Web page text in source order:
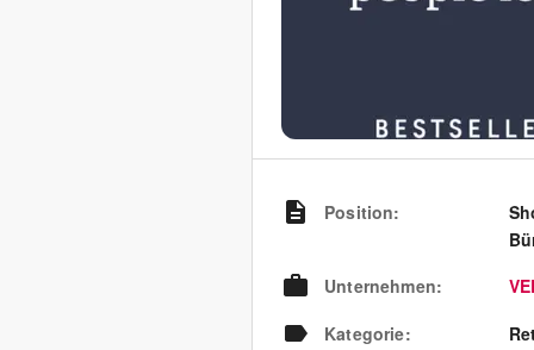
Position:
Unternehmen:
Kategorie: